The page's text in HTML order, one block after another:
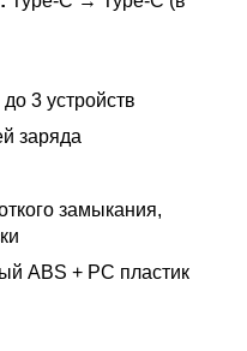
до 3 устройств
заряда
замыкания,
ABS + PC пластик